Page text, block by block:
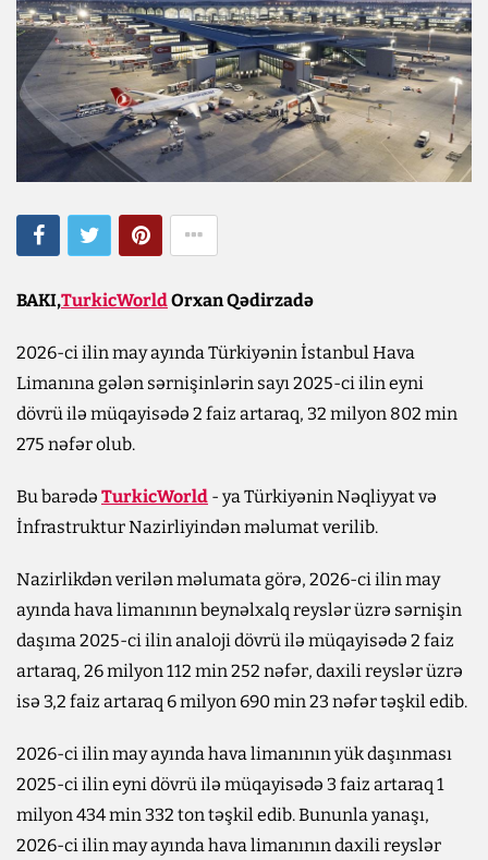
BAKI,TurkicWorldOrxan Qədirzadə
2026-ci ilin may ayında Türkiyənin İstanbul Hava
Limanına gələn sərnişinlərin sayı 2025-ci ilin eyni
dövrü ilə müqayisədə 2 faiz artaraq, 32 milyon 802 min
275 nəfər olub.
Bu barədə TurkicWorld - ya Türkiyənin Nəqliyyat və
İnfrastruktur Nazirliyindən məlumat verilib.
Nazirlikdən verilən məlumata görə, 2026-ci ilin may
ayında hava limanının beynəlxalq reyslər üzrə sərnişin
daşıma 2025-ci ilin analoji dövrü ilə müqayisədə 2 faiz
artaraq, 26 milyon 112 min 252 nəfər, daxili reyslər üzrə
isə 3,2 faiz artaraq 6 milyon 690 min 23 nəfər təşkil edib.
2026-ci ilin may ayında hava limanının yük daşınması
2025-ci ilin eyni dövrü ilə müqayisədə 3 faiz artaraq 1
milyon 434 min 332 ton təşkil edib. Bununla yanaşı,
2026-ci ilin may ayında hava limanının daxili reyslər